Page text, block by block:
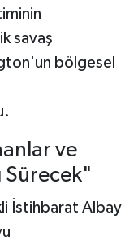
savaş
bölgesel
ve
Sürecek"
İstihbarat Albay